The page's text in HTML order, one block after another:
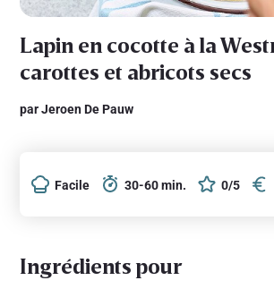
Lapin en cocotte à la
carottes et abricots secs
par Jeroen De Pauw
Facile 30-60 min. 0/5
Ingrédients pour